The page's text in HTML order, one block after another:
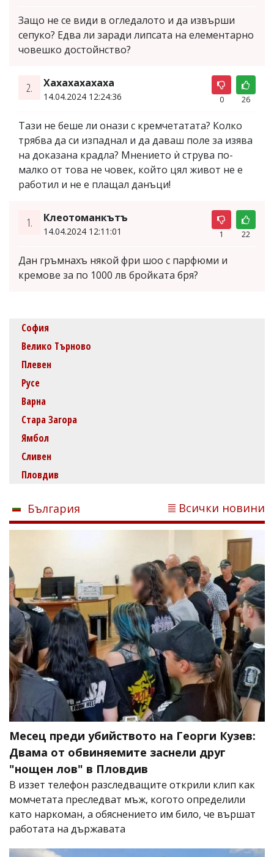
Защо не се види в огледалото и да извърши
сепуко? Едва ли заради липсата на елементарно
човешко достойнство?
2. Хахахахахаха
14.04.2024 12:24:36 0 26
Тази не беше ли онази с кремчетатата? Колко
трябва да си изпаднал и да даваш поле за изява
на доказана крадла? Мнението ѝ струва по-
малко от това не човек, който цял живот не е
работил и не е плащал данъци!
1. Клеотоманкътъ
14.04.2024 12:11:01 1 22
Дан гръмнахъ някой фри шоо с парфюми и
кремове за по 1000 лв бройката бря?
София
Велико Търново
Плевен
Русе
Варна
Стара Загора
Ямбол
Сливен
Пловдив
България Всички новини
Месец преди убийството на Георги Кузев:
Двама от обвиняемите заснели друг
"нощен лов" в Пловдив
В иззет телефон разследващите открили клип как
момчетата преследват мъж, когото определили
като наркоман, а обяснението им било, че вършат
работата на държавата